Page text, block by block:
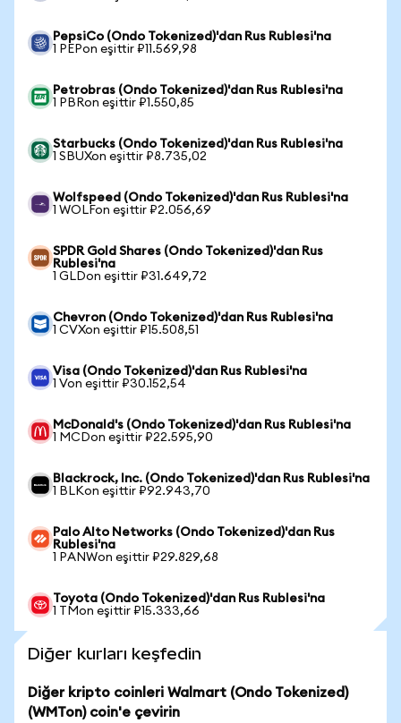
PepsiCo (Ondo Tokenized)'dan Rus Rublesi'na
1 PEPon eşittir ₽11.569,98
Petrobras (Ondo Tokenized)'dan Rus Rublesi'na
1 PBRon eşittir ₽1.550,85
Starbucks (Ondo Tokenized)'dan Rus Rublesi'na
1 SBUXon eşittir ₽8.735,02
Wolfspeed (Ondo Tokenized)'dan Rus Rublesi'na
1 WOLFon eşittir ₽2.056,69
SPDR Gold Shares (Ondo Tokenized)'dan Rus
Rublesi'na
1 GLDon eşittir ₽31.649,72
Chevron (Ondo Tokenized)'dan Rus Rublesi'na
1 CVXon eşittir ₽15.508,51
Visa (Ondo Tokenized)'dan Rus Rublesi'na
1 Von eşittir ₽30.152,54
McDonald's (Ondo Tokenized)'dan Rus Rublesi'na
1 MCDon eşittir ₽22.595,90
Blackrock, Inc. (Ondo Tokenized)'dan Rus Rublesi'na
1 BLKon eşittir ₽92.943,70
Palo Alto Networks (Ondo Tokenized)'dan Rus
Rublesi'na
1 PANWon eşittir ₽29.829,68
Toyota (Ondo Tokenized)'dan Rus Rublesi'na
1 TMon eşittir ₽15.333,66
Diğer kurları keşfedin
Diğer kripto coinleri Walmart (Ondo Tokenized)
(WMTon) coin'e çevirin